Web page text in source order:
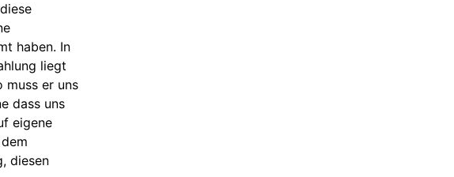
haben. In
liegt
muss er uns
dass uns
eigene
diesen